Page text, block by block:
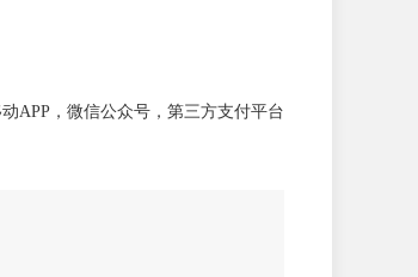
APP，微信公众号，第三方支付平台